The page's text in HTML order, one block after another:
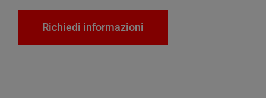
Richiedi informazioni